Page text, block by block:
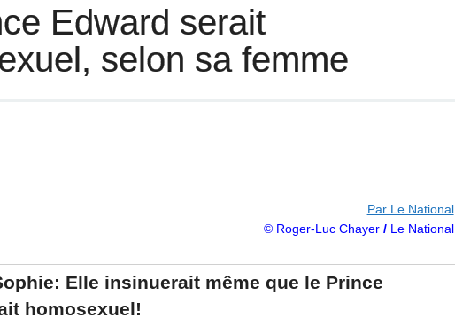
Edward serait
selon sa femme
Par Le National
© Roger-Luc Chayer/Le National
Elle insinuerait même que le Prince
homosexuel!